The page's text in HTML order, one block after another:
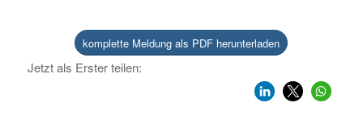
komplette Meldung als PDF herunterladen
Jetzt als Erster teilen: